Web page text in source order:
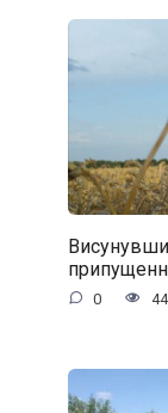
Висунувши
0